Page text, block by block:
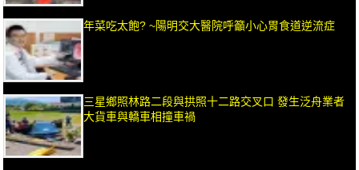
年菜吃太飽? ~陽明交大醫院呼籲小心胃食道逆流症
三星鄉照林路二段與拱照十二路交叉口 發生泛舟業者
大貨車與轎車相撞車禍